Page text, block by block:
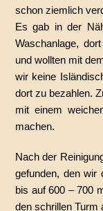
schon ziemlich
Es gab in der
Waschanlage,
und wollten mit
wir keine
dort zu bezahlen.
mit einem
machen.
Nach der
gefunden, den wir
bis auf 600 – 700
den schrillen Turm